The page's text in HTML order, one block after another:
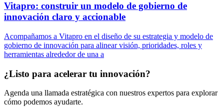
Vitapro: construir un modelo de gobierno de
innovación claro y accionable
Acompañamos a Vitapro en el diseño de su estrategia y modelo de
gobierno de innovación para alinear visión, prioridades, roles y
herramientas alrededor de una a
¿Listo para acelerar tu innovación?
Agenda una llamada estratégica con nuestros expertos para explorar
cómo podemos ayudarte.